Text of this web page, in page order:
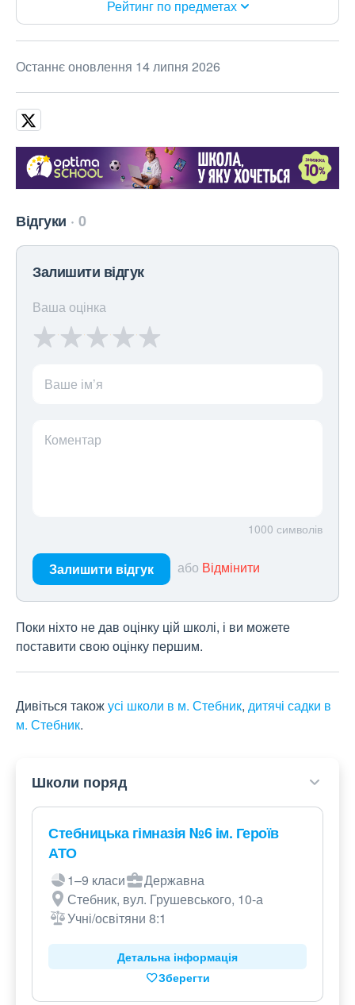
Рейтинг по предметах
Останнє оновлення 14 липня 2026
Відгуки 0
Залишити відгук
Ваша оцінка
Ваше ім’я
Коментар
1000 символів
Залишити відгук або Відмінити
Поки ніхто не дав оцінку цій школі, і ви можете
поставити свою оцінку першим.
Дивіться такожусі школи в м. Стебник, дитячі садки в
м. Стебник.
Школи поряд
Стебницька гімназія №6 ім. Героїв
АТО
1–9 класи
Державна
Стебник, вул. Грушевського, 10-а
Учні/освітяни 8:1
Детальна інформація
Зберегти